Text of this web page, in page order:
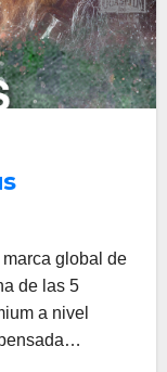
global de
de las 5
a nivel